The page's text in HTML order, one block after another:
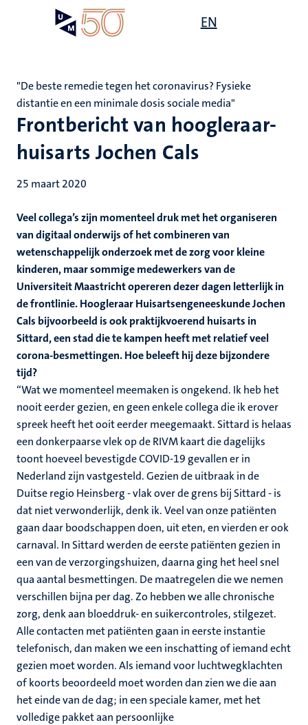
EN
Frontbericht van hoogleraar-
huisarts Jochen Cals
"De beste remedie tegen het coronavirus? Fysieke
distantie en een minimale dosis sociale media"
25 maart 2020
Veel collega’s zijn momenteel druk met het organiseren
van digitaal onderwijs of het combineren van
wetenschappelijk onderzoek met de zorg voor kleine
kinderen, maar sommige medewerkers van de
Universiteit Maastricht opereren dezer dagen letterlijk in
de frontlinie. Hoogleraar Huisartsengeneeskunde Jochen
Cals bijvoorbeeld is ook praktijkvoerend huisarts in
Sittard, een stad die te kampen heeft met relatief veel
corona-besmettingen. Hoe beleeft hij deze bijzondere
tijd?
“Wat we momenteel meemaken is ongekend. Ik heb het
nooit eerder gezien, en geen enkele collega die ik erover
spreek heeft het ooit eerder meegemaakt. Sittard is helaas
een donkerpaarse vlek op de RIVM kaart die dagelijks
toont hoeveel bevestigde COVID-19 gevallen er in
Nederland zijn vastgesteld. Gezien de uitbraak in de
Duitse regio Heinsberg - vlak over de grens bij Sittard - is
dat niet verwonderlijk, denk ik. Veel van onze patiënten
gaan daar boodschappen doen, uit eten, en vierden er ook
carnaval. In Sittard werden de eerste patiënten gezien in
een van de verzorgingshuizen, daarna ging het heel snel
qua aantal besmettingen. De maatregelen die we nemen
verschillen bijna per dag. Zo hebben we alle chronische
zorg, denk aan bloeddruk- en suikercontroles, stilgezet.
Alle contacten met patiënten gaan in eerste instantie
telefonisch, dan maken we een inschatting of iemand echt
gezien moet worden. Als iemand voor luchtwegklachten
of koorts beoordeeld moet worden dan zien we die aan
het einde van de dag; in een speciale kamer, met het
volledige pakket aan persoonlijke